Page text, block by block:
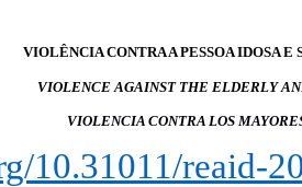
VIOLÊNCIA CONTRA A PESSOA IDOSA
VIOLENCE AGAINST THE ELDERLY
VIOLENCIA CONTRA LOS
10.31011/reaid-